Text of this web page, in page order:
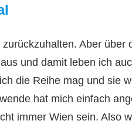
Aber über
und damit leben ich
die Reihe mag und sie
hat mich einfach
immer Wien sein. Also